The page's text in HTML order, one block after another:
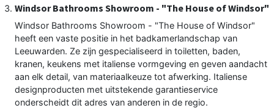
Windsor Bathrooms Showroom - "The House of Windsor"
Windsor Bathrooms Showroom - "The House of Windsor"
heeft een vaste positie in het badkamerlandschap van
Leeuwarden. Ze zijn gespecialiseerd in toiletten, baden,
kranen, keukens met italiense vormgeving en geven aandacht
aan elk detail, van materiaalkeuze tot afwerking. Italiense
designproducten met uitstekende garantieservice
onderscheidt dit adres van anderen in de regio.